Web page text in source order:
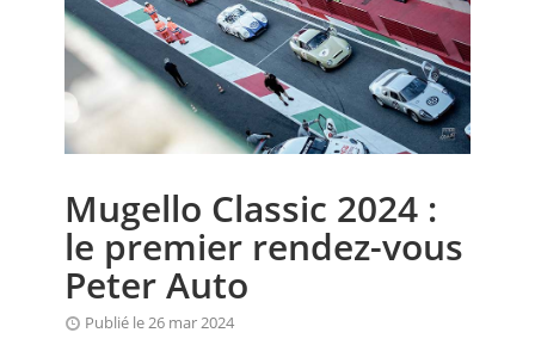
EVÈNEMENTS
CALENDRIER
FOCUS
ANNUAIRES
PETITES ANNONCES
Mugello Classic 2024 :
le premier rendez-vous
Peter Auto
Publié le 26 mar 2024